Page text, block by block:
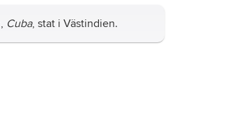
, Cuba, stat i Västindien.